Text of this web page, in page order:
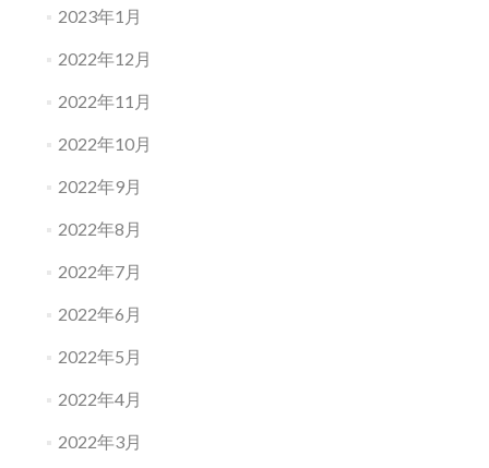
2023年1月
2022年12月
2022年11月
2022年10月
2022年9月
2022年8月
2022年7月
2022年6月
2022年5月
2022年4月
2022年3月